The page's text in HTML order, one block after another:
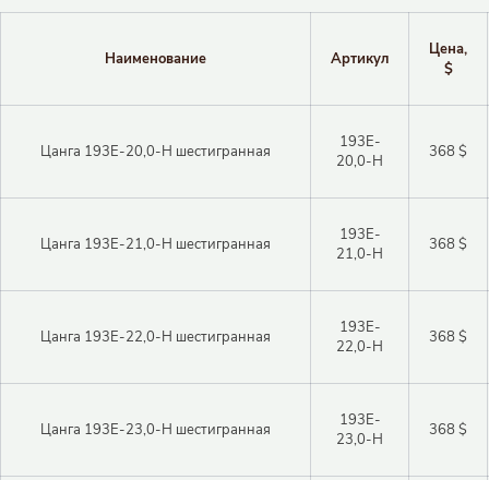
Наименование Артикул
Цена,
$
Цанга 193E-20,0-H шестигранная
193E-
20,0-H
368 $
Цанга 193E-21,0-H шестигранная
193E-
21,0-H
368 $
Цанга 193E-22,0-H шестигранная
193E-
22,0-H
368 $
Цанга 193E-23,0-H шестигранная
193E-
23,0-H
368 $